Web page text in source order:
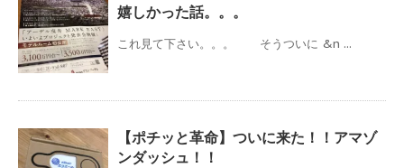
嬉しかった話。。。
これ見て下さい。。。 そうついに &n ...
【ポチッと革命】ついに来た！！アマゾ
ンダッシュ！！